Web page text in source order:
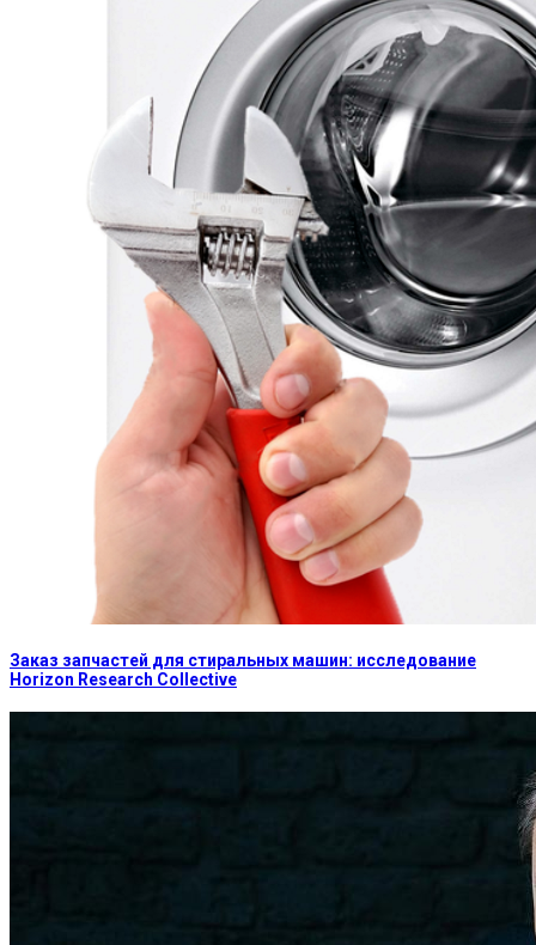
Заказ запчастей для стиральных машин: исследование
Horizon Research Collective